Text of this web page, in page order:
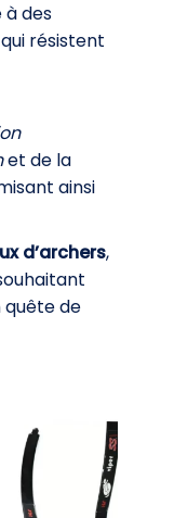
à des
résistent
et de la
ainsi
d’archers,
quête de